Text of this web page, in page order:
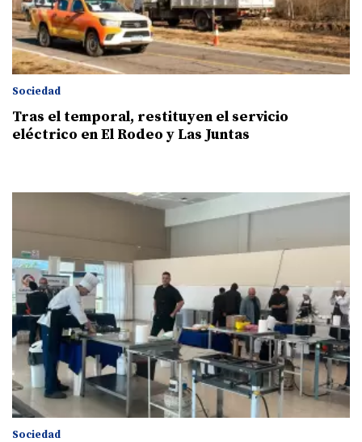
Sociedad
Tras el temporal, restituyen el servicio
eléctrico en El Rodeo y Las Juntas
Sociedad